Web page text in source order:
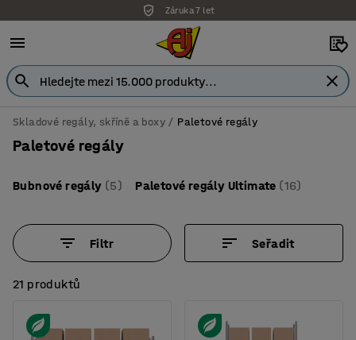
Záruka 7 let
Skladové regály, skříně a boxy Paletové regály
Paletové regály
Bubnové regály (5) Paletové regály Ultimate (16)
Filtr Seřadit
21 produktů